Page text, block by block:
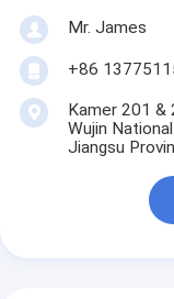
Mr. James
+86
Kamer 201 &
Wujin
Jiangsu